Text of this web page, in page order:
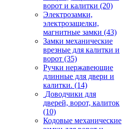
ворот и калитки (20)
Электрозамки,
электрозащелки,
магнитные замки (43)
Замки механические
врезные для калитки и
ворот (35)
Ручки нержавеющие
длинные для двери и
калитки. (14)
Доводчики для
дверей, ворот, калиток
(10)
Кодовые механические